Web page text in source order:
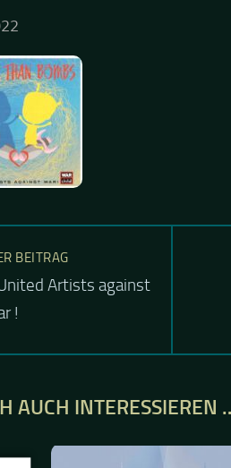
BEITRAG
Artists against
!
AUCH INTERESSIEREN